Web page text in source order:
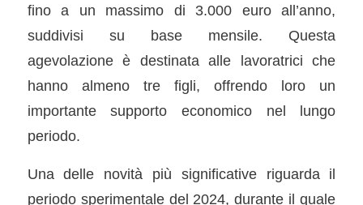
fino a un massimo di 3.000 euro all’anno,
suddivisi su base mensile. Questa
agevolazione è destinata alle lavoratrici che
hanno almeno tre figli, offrendo loro un
importante supporto economico nel lungo
periodo.
Una delle novità più significative riguarda il
periodo sperimentale del 2024, durante il quale